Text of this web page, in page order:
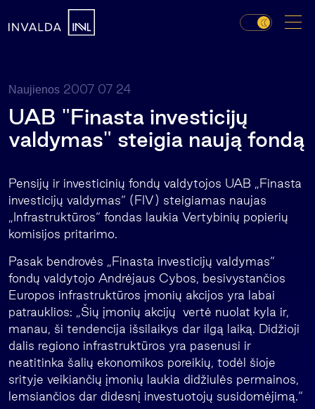
Naujienos 2007 07 24
UAB "Finasta investicijų
valdymas" steigia naują fondą
Pensijų ir investicinių fondų valdytojos UAB „Finasta
investicijų valdymas“ (FIV) steigiamas naujas
„Infrastruktūros“ fondas laukia Vertybinių popierių
komisijos pritarimo.
Pasak bendrovės „Finasta investicijų valdymas“
fondų valdytojo Andrėjaus Cybos, besivystančios
Europos infrastruktūros įmonių akcijos yra labai
patrauklios: „Šių įmonių akcijų vertė nuolat kyla ir,
manau, ši tendencija išsilaikys dar ilgą laiką. Didžioji
dalis regiono infrastruktūros yra pasenusi ir
neatitinka šalių ekonomikos poreikių, todėl šioje
srityje veikiančių įmonių laukia didžiulės permainos,
lemsiančios dar didesnį investuotojų susidomėjimą.“